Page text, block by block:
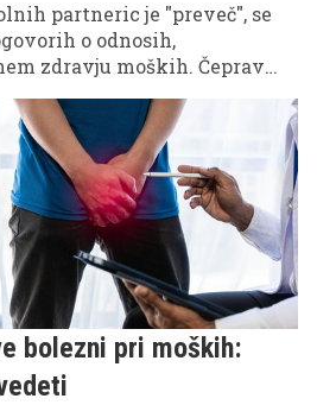
partneric je "preveč", se
o odnosih,
zdravju moških. Čeprav
in meje, strokovnjaki
praga ni.
bolezni pri moških: